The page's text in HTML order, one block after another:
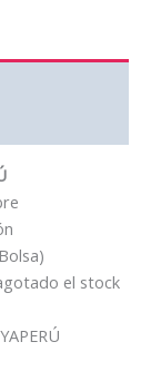
el stock